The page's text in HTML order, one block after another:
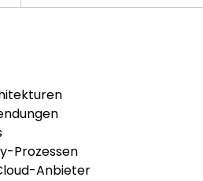
Prozessen
Anbieter